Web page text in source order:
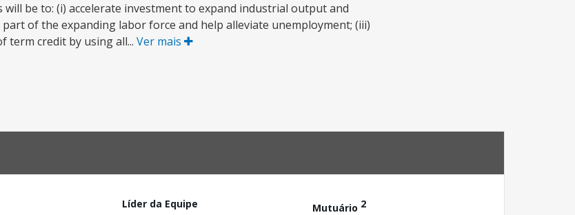
be to: (i) accelerate investment to expand industrial output and
of the expanding labor force and help alleviate unemployment; (iii)
term credit by using all... Ver mais
Líder da Equipe Mutuário 2